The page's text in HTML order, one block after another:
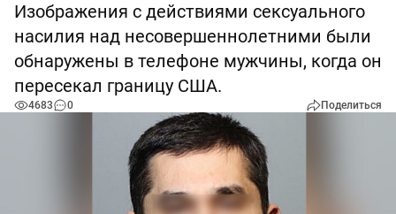
Изображения с действиями сексуального
насилия над несовершеннолетними были
обнаружены в телефоне мужчины, когда он
пересекал границу США.
4683 0 Поделиться